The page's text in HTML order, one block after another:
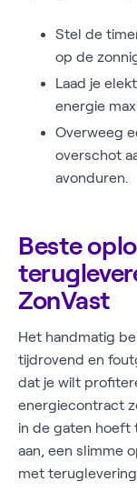
Stel de
op de
Laad je
energie
Overweeg
overschot
avonduren.
Beste
ZonVast
Het handmatig
tijdrovend en
dat je wilt
energiecontract
in de gaten hoeft
aan, een slimme
met